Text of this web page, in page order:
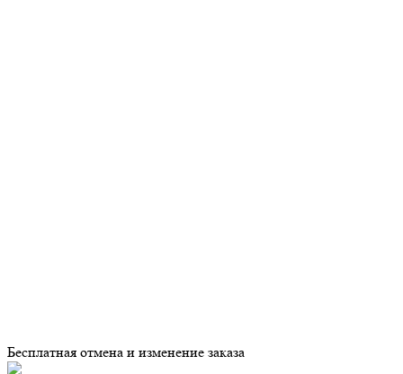
Бесплатная отмена и изменение заказа